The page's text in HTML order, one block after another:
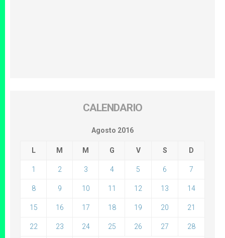
CALENDARIO
Agosto 2016
L M M G V S D
1 2 3 4 5 6 7
8 9 10 11 12 13 14
15 16 17 18 19 20 21
22 23 24 25 26 27 28